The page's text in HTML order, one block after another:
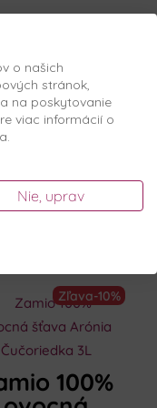
100%
šťava
Arónia
€Pôvodná
7,49€.
6,36€Aktuálna
6,36€.
Zľava-10%
100%
o našich
stránok,
na poskytovanie
viac informácií o
Nie, uprav